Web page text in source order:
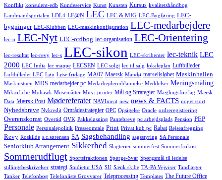
Konflikt konsulent-edb Kundeservice Kunst Kunsten Kursus kvalitetshåndbog
Landmandsportalen LDL4 LE@N LEC LEC & MIG LEC-Bogføring LEC-
bygninger LEC-Klubben LEC-maskinkonfiguration LEC-medarbejdere
lec-n LEC-Nyt LEC-ordbog lec-organisation LEC-Orientering
lec-resultat lec-revy lec-s LEC-sikon LEC-skribenter lec-teknik LEC
2000 LEC India lec mappe LECSEN LEC solgt lec til salg lokaleplan Luftbilleder
Luftbilleder LEC Løn Løse fridage MA07 Maersk Mandø marselisløbet Maskinhallen
Maskinstuen MDS medarbejder pc Medarbejderuddannelse Meddelser Meningsmåling
Mikrofiche Mohawk Musemåtter Mus i printer Mål og Strategier Mæglingsforslag Mærsk
Data Mærsk Post Mødereferater NAVImeat new news & FACTS noget stort
Nyhedsbreve Nykredit Områdestrategier OPC Opsigelse Oracle ordreregistrering
Overenskomst Overtid OVK Pakkeløsning Pantebreve pc arbejdsplads Pension PEP
Personale Personalepolitik Presseomtale Print Privat køb pc Rabat Rejseafregning
Revy Roskilde s.c.sørensen SA Sagsbehandling sagsstyring SA Personale
Seniorklub Arrangement Sikkerhed Slagterier sommerfest Sommerfrokost
Sommerudflugt Sportsfraktionen Spørge-Svar Spørgsmål til ledelse
stillingsbeskrivelser strategi Studietur USA SU Sænk skibe TA-PA Vejviser Tandlæger
Tanker Telefonbog Telefonliste Grovvarer Teleprocessing Templates The Future Office